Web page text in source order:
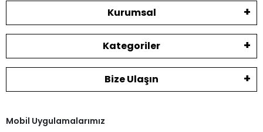
Kurumsal
Kategoriler
Bize Ulaşın
Mobil Uygulamalarımız